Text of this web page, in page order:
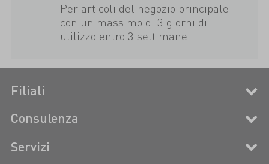
Per articoli del negozio principale
con un massimo di 3 giorni di
utilizzo entro 3 settimane.
Filiali
Consulenza
Servizi